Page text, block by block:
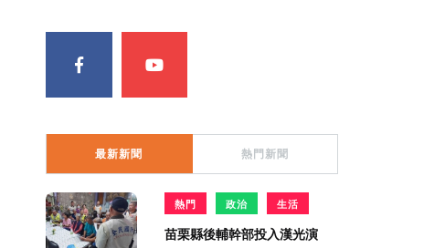
最新新聞 熱門新聞
熱門 政治 生活
苗栗縣後輔幹部投入漢光演